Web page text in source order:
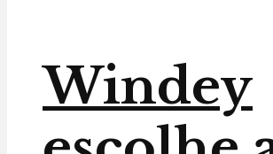
Windey